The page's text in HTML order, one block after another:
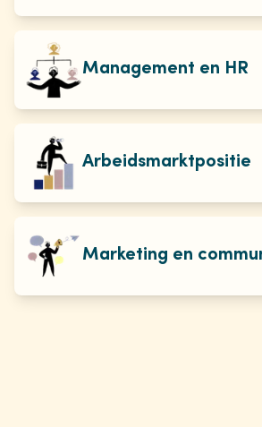
Management en HR
Arbeidsmarktpositie
Marketing en